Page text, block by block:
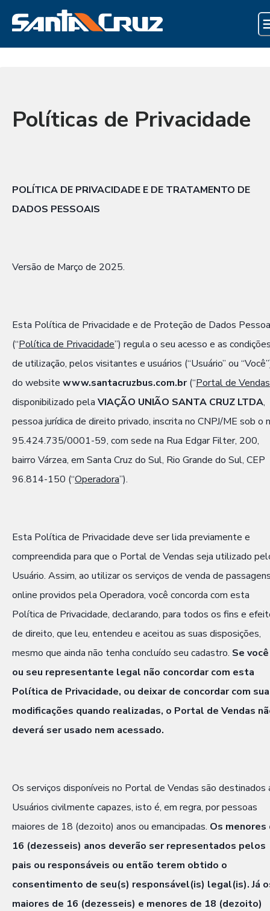
Políticas de Privacidade
POLÍTICA DE PRIVACIDADE E DE TRATAMENTO DE
DADOS PESSOAIS
Versão de Março de 2025.
Esta Política de Privacidade e de Proteção de Dados
(“Política de Privacidade”) regula o seu acesso e as
de utilização, pelos visitantes e usuários (“Usuário” ou
do website www.santacruzbus.com.br(“Portal de Vendas
disponibilizado pela VIAÇÃO UNIÃO SANTA CRUZ LTDA,
pessoa jurídica de direito privado, inscrita no CNPJ/ME sob o
95.424.735/0001-59, com sede na Rua Edgar Filter, 200,
bairro Várzea, em Santa Cruz do Sul, Rio Grande do Sul, CEP
96.814-150 (“Operadora”).
Esta Política de Privacidade deve ser lida previamente e
compreendida para que o Portal de Vendas seja utilizado
Usuário. Assim, ao utilizar os serviços de venda de
online providos pela Operadora, você concorda com esta
Política de Privacidade, declarando, para todos os fins e
de direito, que leu, entendeu e aceitou as suas disposições,
mesmo que ainda não tenha concluído seu cadastro. Se você
ou seu representante legal não concordar com esta
Política de Privacidade, ou deixar de concordar com
modificações quando realizadas, o Portal de Vendas
deverá ser usado nem acessado.
Os serviços disponíveis no Portal de Vendas são destinados
Usuários civilmente capazes, isto é, em regra, por pessoas
maiores de 18 (dezoito) anos ou emancipadas. Os menores
16 (dezesseis) anos deverão ser representados pelos
pais ou responsáveis ou então terem obtido o
consentimento de seu(s) responsável(is) legal(is). Já
maiores de 16 (dezesseis) e menores de 18 (dezoito)